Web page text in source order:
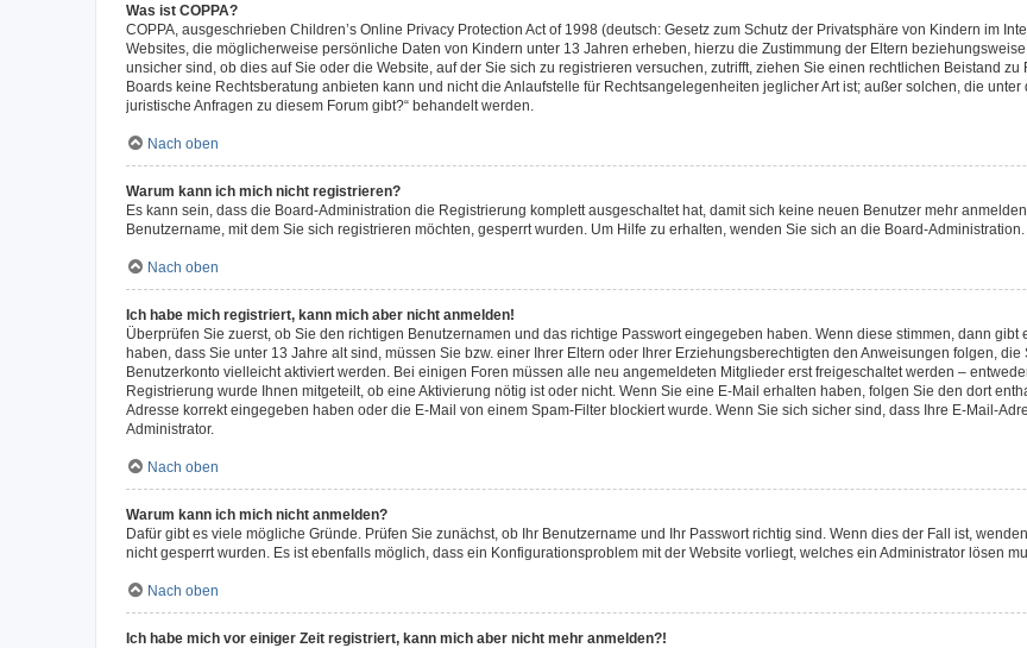
Was ist COPPA?
COPPA, ausgeschrieben Children’s Online Privacy Protection Act of 1998 (deutsch: Gesetz zum Schutz der Privatsphäre von Kindern im
Websites, die möglicherweise persönliche Daten von Kindern unter 13 Jahren erheben, hierzu die Zustimmung der Eltern
unsicher sind, ob dies auf Sie oder die Website, auf der Sie sich zu registrieren versuchen, zutrifft, ziehen Sie einen rechtlichen Beistand
Boards keine Rechtsberatung anbieten kann und nicht die Anlaufstelle für Rechtsangelegenheiten jeglicher Art ist; außer solchen, die
juristische Anfragen zu diesem Forum gibt?“ behandelt werden.
Nach oben
Warum kann ich mich nicht registrieren?
Es kann sein, dass die Board-Administration die Registrierung komplett ausgeschaltet hat, damit sich keine neuen Benutzer mehr
Benutzername, mit dem Sie sich registrieren möchten, gesperrt wurden. Um Hilfe zu erhalten, wenden Sie sich an die Board-Administration.
Nach oben
Ich habe mich registriert, kann mich aber nicht anmelden!
Überprüfen Sie zuerst, ob Sie den richtigen Benutzernamen und das richtige Passwort eingegeben haben. Wenn diese stimmen, dann gibt
haben, dass Sie unter 13 Jahre alt sind, müssen Sie bzw. einer Ihrer Eltern oder Ihrer Erziehungsberechtigten den Anweisungen folgen,
Benutzerkonto vielleicht aktiviert werden. Bei einigen Foren müssen alle neu angemeldeten Mitglieder erst freigeschaltet werden –
Registrierung wurde Ihnen mitgeteilt, ob eine Aktivierung nötig ist oder nicht. Wenn Sie eine E-Mail erhalten haben, folgen Sie den dort
Adresse korrekt eingegeben haben oder die E-Mail von einem Spam-Filter blockiert wurde. Wenn Sie sich sicher sind, dass Ihre E-Mail-
Administrator.
Nach oben
Warum kann ich mich nicht anmelden?
Dafür gibt es viele mögliche Gründe. Prüfen Sie zunächst, ob Ihr Benutzername und Ihr Passwort richtig sind. Wenn dies der Fall ist,
nicht gesperrt wurden. Es ist ebenfalls möglich, dass ein Konfigurationsproblem mit der Website vorliegt, welches ein Administrator lösen
Nach oben
Ich habe mich vor einiger Zeit registriert, kann mich aber nicht mehr anmelden?!